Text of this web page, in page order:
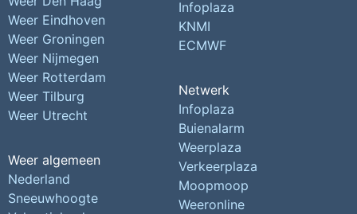
Weer Eindhoven
Weer Groningen
Weer Nijmegen
Weer Rotterdam
Weer Tilburg
Weer Utrecht
Weer algemeen
Nederland
Sneeuwhoogte
Infoplaza
KNMI
ECMWF
Netwerk
Infoplaza
Buienalarm
Weerplaza
Verkeerplaza
Moopmoop
Weeronline